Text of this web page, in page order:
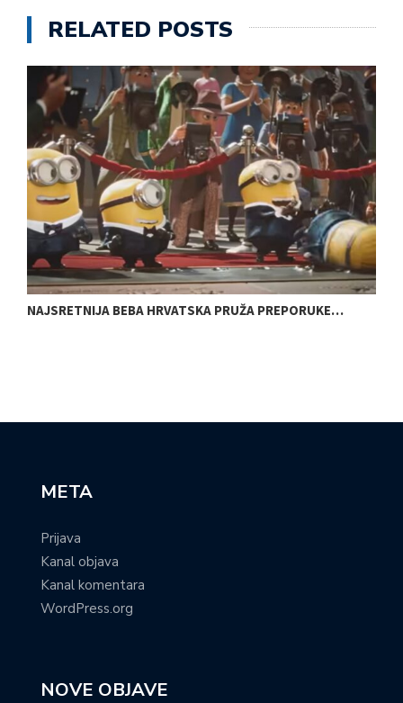
RELATED POSTS
NAJSRETNIJA BEBA HRVATSKA PRUŽA PREPORUKE…
META
Prijava
Kanal objava
Kanal komentara
WordPress.org
NOVE OBJAVE